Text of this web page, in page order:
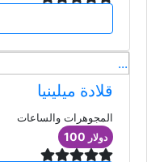
قلادة ميلينيا
المجوهرات والساعات
100 دولار